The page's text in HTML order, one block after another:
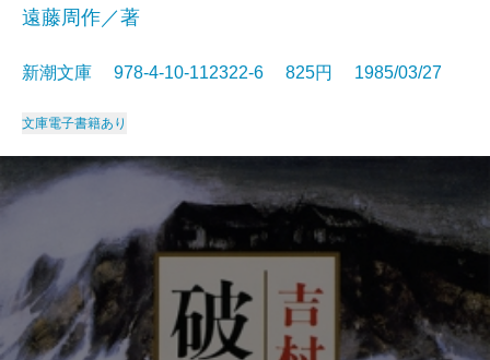
遠藤周作／著
新潮文庫 978-4-10-112322-6 825円 1985/03/27
文庫電子書籍あり